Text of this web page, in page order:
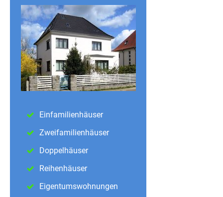
Einfamilienhäuser
Zweifamilienhäuser
Doppelhäuser
Reihenhäuser
Eigentumswohnungen